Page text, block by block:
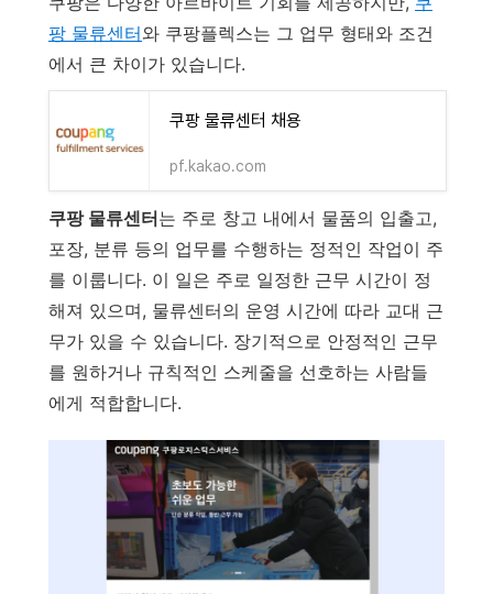
팡 물류센터와 쿠팡플렉스는 그 업무 형태와 조건
에서 큰 차이가 있습니다.
쿠팡 물류센터 채용
pf.kakao.com
쿠팡 물류센터는 주로 창고 내에서 물품의 입출고,
포장, 분류 등의 업무를 수행하는 정적인 작업이 주
를 이룹니다. 이 일은 주로 일정한 근무 시간이 정
해져 있으며, 물류센터의 운영 시간에 따라 교대 근
무가 있을 수 있습니다. 장기적으로 안정적인 근무
를 원하거나 규칙적인 스케줄을 선호하는 사람들
에게 적합합니다.